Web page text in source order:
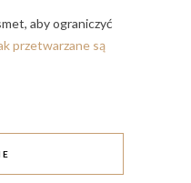
aby ograniczyć
przetwarzane są